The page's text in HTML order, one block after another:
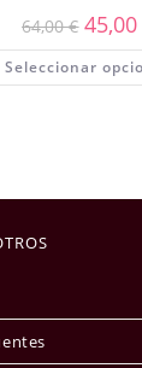
64,00€
Seleccionar